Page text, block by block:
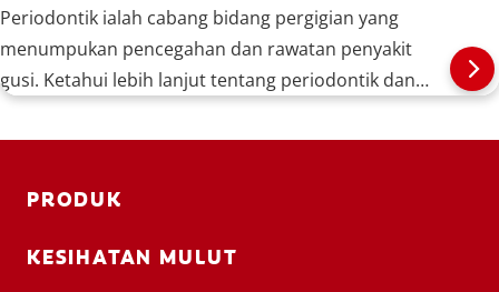
Periodontik ialah cabang bidang pergigian yang
menumpukan pencegahan dan rawatan penyakit
gusi. Ketahui lebih lanjut tentang periodontik dan
PRODUK
KESIHATAN MULUT